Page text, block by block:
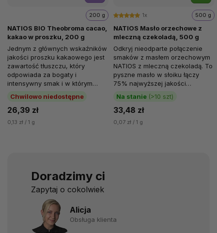
NATIOS BIO Theobroma cacao,
kakao w proszku, 200 g
Chwilowo niedostępne
200 g
26,39 zł
0,13 zł / 1 g
Jednym z głównych wskaźników
jakości proszku kakaowego jest
zawartość tłuszczu, który
odpowiada za bogaty i
intensywny smak i w którym
Proszek...
NATIOS Masło orzechowe z
mleczną czekoladą, 500 g
1x
Na stanie (>10 szt)
500 g
33,48 zł
0,07 zł / 1 g
Odkryj nieodparte połączenie
smaków z masłem orzechowym
NATIOS z mleczną czekoladą. To
pyszne masło w słoiku łączy
75% najwyższej jakości
orzeszków ziemnych i 25%...
Doradzimy ci
Zapytaj o cokolwiek
Alicja
Obsługa klienta